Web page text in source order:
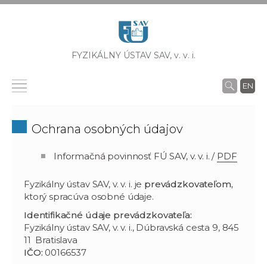
FYZIKÁLNY ÚSTAV SAV, v. v. i.
EN
Ochrana osobných údajov
Informačná povinnosť FÚ SAV, v. v. i. / PDF
Fyzikálny ústav SAV, v. v. i. je prevádzkovateľom,
ktorý spracúva osobné údaje.
Identifikačné údaje prevádzkovateľa:
Fyzikálny ústav SAV, v. v. i., Dúbravská cesta 9, 845
11 Bratislava
IČO: 00166537